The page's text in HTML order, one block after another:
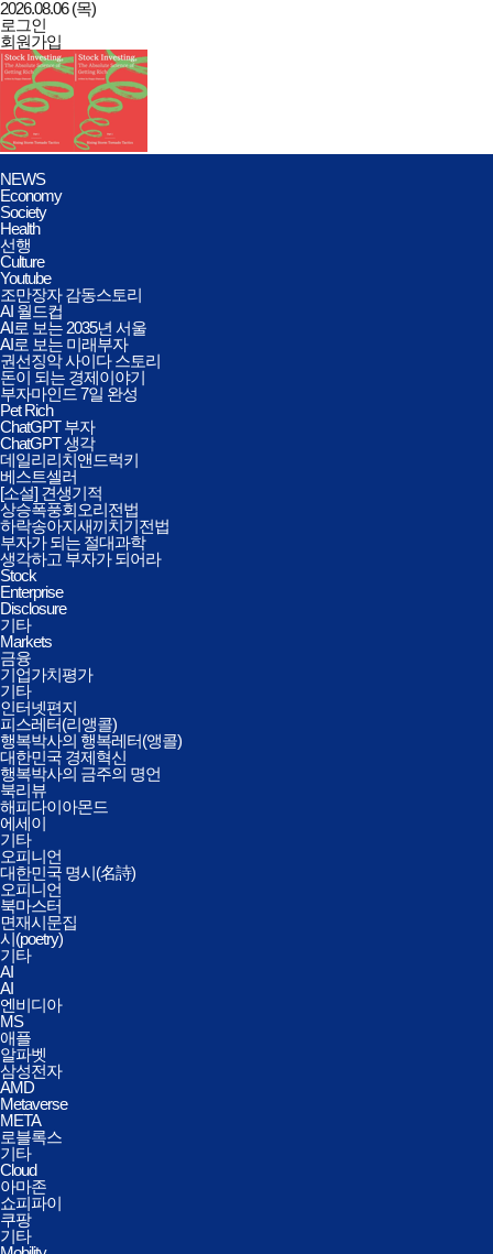
2026.08.06 (목)
로그인
회원가입
데일리리치앤드럭키
전체메뉴
열기/
닫기
NEWS
Economy
Society
Health
선행
Culture
Youtube
조만장자 감동스토리
AI 월드컵
AI로 보는 2035년 서울
AI로 보는 미래부자
권선징악 사이다 스토리
돈이 되는 경제이야기
부자마인드 7일 완성
Pet Rich
ChatGPT 부자
ChatGPT 생각
데일리리치앤드럭키
베스트셀러
[소설] 견생기적
상승폭풍회오리전법
하락송아지새끼치기전법
부자가 되는 절대과학
생각하고 부자가 되어라
Stock
Enterprise
Disclosure
기타
Markets
금융
기업가치평가
기타
인터넷편지
피스레터(리앵콜)
행복박사의 행복레터(앵콜)
대한민국 경제혁신
행복박사의 금주의 명언
북리뷰
해피다이아몬드
에세이
기타
오피니언
대한민국 명시(名詩)
오피니언
북마스터
면재시문집
시(poetry)
기타
AI
AI
엔비디아
MS
애플
알파벳
삼성전자
AMD
Metaverse
META
로블록스
기타
Cloud
아마존
쇼피파이
쿠팡
기타